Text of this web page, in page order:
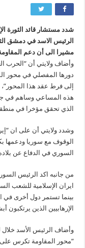
شدد مستشار قائد الثورة
الرئيس الاسد في دمشق
مشيرا الى أن دعم
وأضاف ولایتي أن “الحرب
دورها المفصلي في محور
إلی فرط عقد هذا
هذه المساعي وساهم في جعل
الذي تحقق مؤخرا في
وشدد ولایتي أن على ان
الوقوف مع سوریا ودعمها
السوري في الدفاع عن
من جانبه اکد الرئیس
ايران الإسلامیة للشعب
بینما تستمر دول أخری في
الإرهابیین الذین
وأضاف الرئیس الأسد خلال
“محور المقاومة تکرس علی